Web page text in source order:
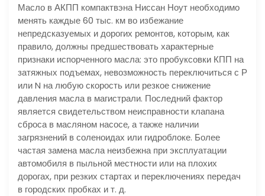
Масло в АКПП компактвэна Ниссан Ноут необходимо
менять каждые 60 тыс. км во избежание
непредсказуемых и дорогих ремонтов, которым, как
правило, должны предшествовать характерные
признаки испорченного масла: это пробуксовки КПП на
затяжных подъемах, невозможность переключиться с Р
или N на любую скорость или резкое снижение
давления масла в магистрали. Последний фактор
является свидетельством неисправности клапана
сброса в масляном насосе, а также наличии
загрязнений в соленоидах или гидроблоке. Более
частая замена масла неизбежна при эксплуатации
автомобиля в пыльной местности или на плохих
дорогах, при резких стартах и переключениях передач
в городских пробках и т. д.